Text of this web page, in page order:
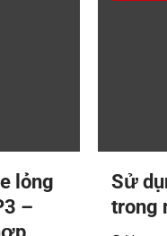
lỏng
–
Sử
trong